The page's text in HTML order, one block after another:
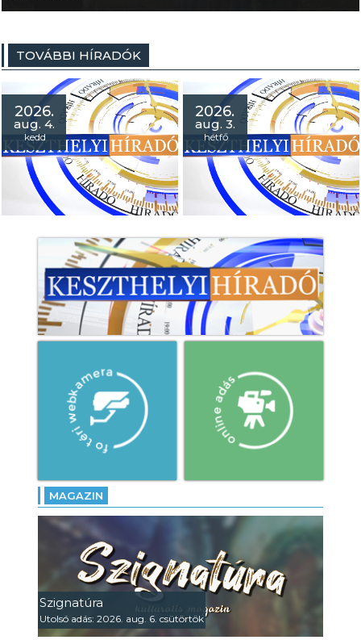
TOVÁBBI HÍRADÓK
2026.
aug. 4.
kedd
Híradó 2026. augusztus 04.
- Jutka Rona: a roma
holokauszt túlélőire
emlékeznek a Pethő-
- Szántói Vigasságok: főztek,
fociztak és díszpolgárt is
avattak!
- Jubileum: 30. alkalommal
szervezték meg a Balaton
Kupát!
2026.
aug. 3.
hétfő
MAGAZIN
Szignatúra
Utolsó adás: 2026. aug. 6. csütörtök